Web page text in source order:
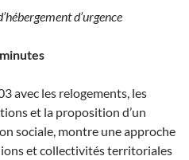
d’urgence
avec les relogements, les
et la proposition d’un
sociale, montre une approche
et collectivités territoriales